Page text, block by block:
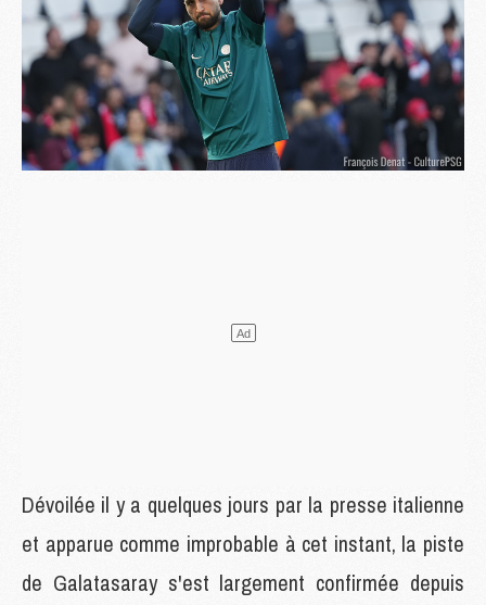
Dévoilée il y a quelques jours par la presse italienne
et apparue comme improbable à cet instant, la piste
de Galatasaray s'est largement confirmée depuis